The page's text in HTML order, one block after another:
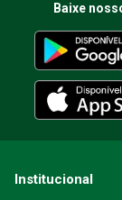
Baixe
Institucional